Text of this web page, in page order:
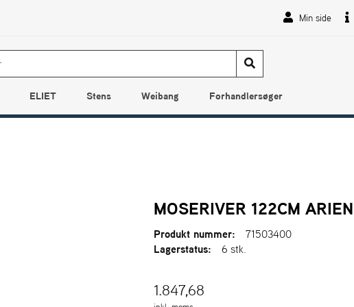
Min side
ELIET Stens Weibang Forhandlersøger
MOSERIVER 122CM
Produkt nummer:
71503400
Lagerstatus:
6 stk.
1.847,68